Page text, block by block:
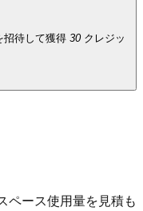
招待して獲得 30 クレジッ
ペース使用量を見積も